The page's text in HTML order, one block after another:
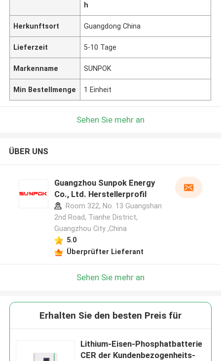
Hinterlass eine Nachricht
h
Herkunftsort Guangdong China
Lieferzeit 5-10 Tage
Markenname SUNPOK
Min Bestellmenge 1 Einheit
Sehen Sie mehr an
ÜBER UNS
Guangzhou Sunpok Energy
Co., Ltd. Herstellerprofil
Room 322, No. 13 Guangshan
2nd Road, Tianhe District,
Guangzhou City ,China
5.0
Überprüfter Lieferant
Sehen Sie mehr an
Erhalten Sie den besten Preis für
Lithium-Eisen-Phosphatbatterie
CER der Kundenbezogenheits-